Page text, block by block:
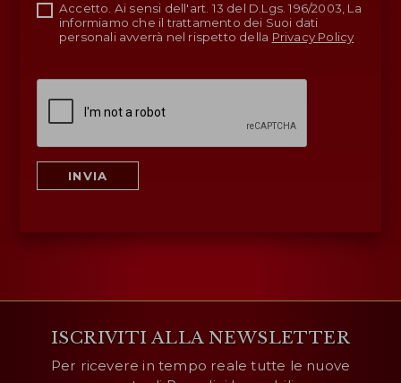
Accetto. Ai sensi dell'art. 13 del D.Lgs. 196/2003, La
informiamo che il trattamento dei Suoi dati
personali avverrà nel rispetto della Privacy Policy
INVIA
ISCRIVITI ALLA NEWSLETTER
Per ricevere in tempo reale tutte le nuove